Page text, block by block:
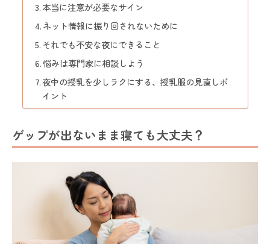
本当に注意が必要なサイン
ネット情報に振り回されないために
それでも不安な夜にできること
悩みは専門家に相談しよう
夜中の授乳を少しラクにする、授乳服の見直しポ
イント
ゲップが出ないまま寝ても大丈夫？